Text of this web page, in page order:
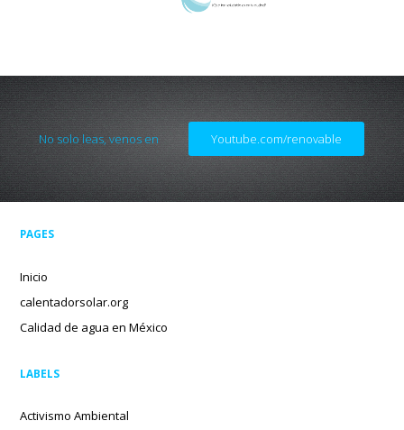
No solo leas, venos en Youtube.com/renovable
PAGES
Inicio
calentadorsolar.org
Calidad de agua en México
LABELS
Activismo Ambiental